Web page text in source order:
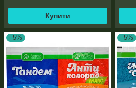
Купити
–5% –5%